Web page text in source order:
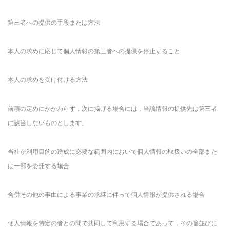
第三者への提供の手段または方法
本人の求めに応じて個人情報の第三者への提供を停止すること
本人の求めを受け付ける方法
前項の定めにかかわらず，次に掲げる場合には，当該情報の提供先は第三者
に該当しないものとします。
当社が利用目的の達成に必要な範囲内において個人情報の取扱いの全部また
は一部を委託する場合
合併その他の事由による事業の承継に伴って個人情報が提供される場合
個人情報を特定の者との間で共同して利用する場合であって，その旨並びに